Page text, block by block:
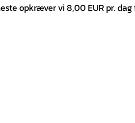
opkræver vi 8,00 EUR pr.